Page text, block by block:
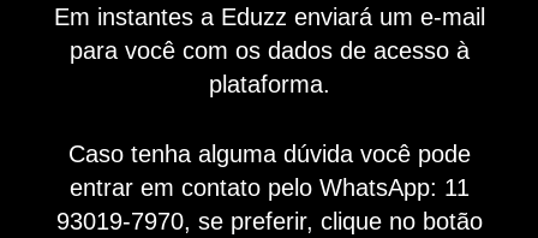
Em instantes a Eduzz enviará um e-mail
para você com os dados de acesso à
plataforma.
Caso tenha alguma dúvida você pode
entrar em contato pelo WhatsApp: 11
93019-7970, se preferir, clique no botão